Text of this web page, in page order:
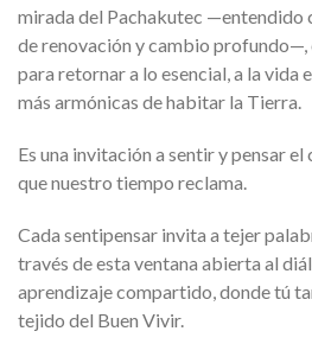
mirada del Pachakutec —entendido
de renovación y cambio profundo—,
para retornar a lo esencial, a la vida
más armónicas de habitar la Tierra.
Es una invitación a sentir y pensar
que nuestro tiempo reclama.
Cada sentipensar invita a tejer
través de esta ventana abierta al
aprendizaje compartido, donde tú
tejido del Buen Vivir.